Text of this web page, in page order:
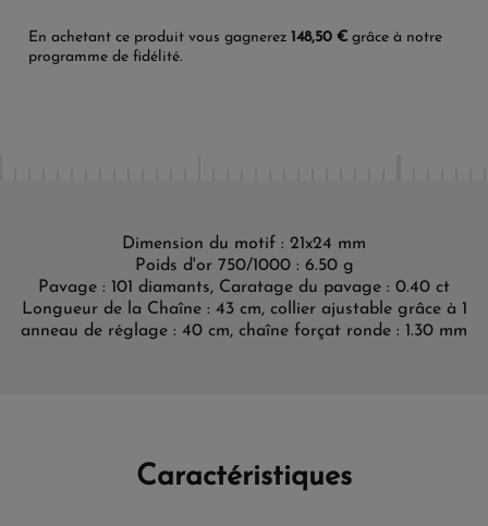
En achetant ce produit vous gagnerez 148,50 € grâce à notre
programme de fidélité.
Dimension du motif : 21x24 mm
Poids d'or 750/1000 : 6.50 g
Pavage : 101 diamants, Caratage du pavage : 0.40 ct
Longueur de la Chaîne : 43 cm, collier ajustable grâce à 1
anneau de réglage : 40 cm, chaîne forçat ronde : 1.30 mm
Caractéristiques